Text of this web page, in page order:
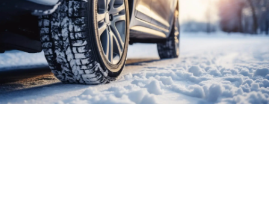
Bestel voordelig winterbanden
Gratis bezorgd of montage bij jou in de buurt
Seizoen:
Merken: